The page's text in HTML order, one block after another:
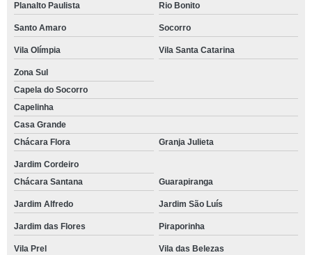
Planalto Paulista Rio Bonito
Santo Amaro Socorro
Vila Olímpia Vila Santa Catarina
Zona Sul
Capela do Socorro
Capelinha
Casa Grande
Chácara Flora
Granja Julieta
Jardim Cordeiro
Chácara Santana
Guarapiranga
Jardim Alfredo Jardim São Luís
Jardim das Flores Piraporinha
Vila Prel
Vila das Belezas